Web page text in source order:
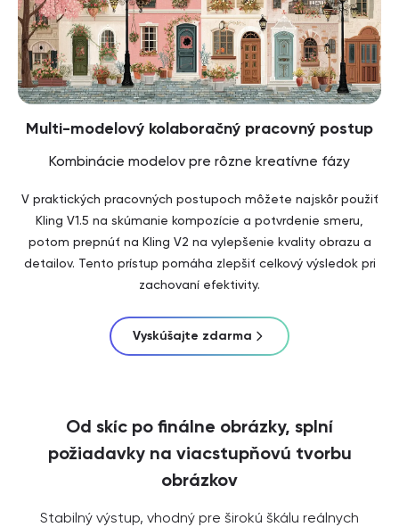
Multi-modelový kolaboračný pracovný postup
Kombinácie modelov pre rôzne kreatívne fázy
V praktických pracovných postupoch môžete najskôr použiť
Kling V1.5 na skúmanie kompozície a potvrdenie smeru,
potom prepnúť na Kling V2 na vylepšenie kvality obrazu a
detailov. Tento prístup pomáha zlepšiť celkový výsledok pri
zachovaní efektivity.
Vyskúšajte zdarma
Od skíc po finálne obrázky, splní
požiadavky na viacstupňovú tvorbu
obrázkov
Stabilný výstup, vhodný pre širokú škálu reálnych